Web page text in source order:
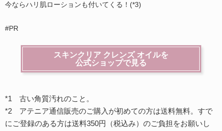
今ならハリ肌ローションも付いてくる！(*3)
#PR
スキンクリア クレンズ オイルを
公式ショップで見る
*1 古い角質汚れのこと。
*2 アテニア通信販売のご購入が初めての方は送料無料。すで
にご登録のある方は送料350円（税込み）のご負担をお願いし